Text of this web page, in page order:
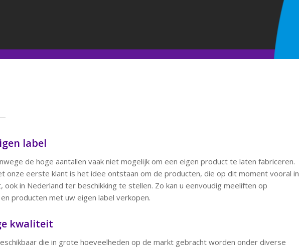
label
de hoge aantallen vaak niet mogelijk om een eigen product te laten fabriceren.
onze eerste klant is het idee ontstaan om de producten, die op dit moment vooral in
in Nederland ter beschikking te stellen. Zo kan u eenvoudig meeliften op
producten met uw eigen label verkopen.
kwaliteit
die in grote hoeveelheden op de markt gebracht worden onder diverse